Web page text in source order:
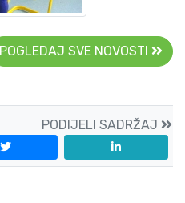
POGLEDAJ SVE NOVOSTI
PODIJELI SADRŽAJ